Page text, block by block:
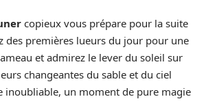
copieux vous prépare pour la suite
des premières lueurs du jour pour une
et admirez le lever du soleil sur
changeantes du sable et du ciel
inoubliable, un moment de pure magie